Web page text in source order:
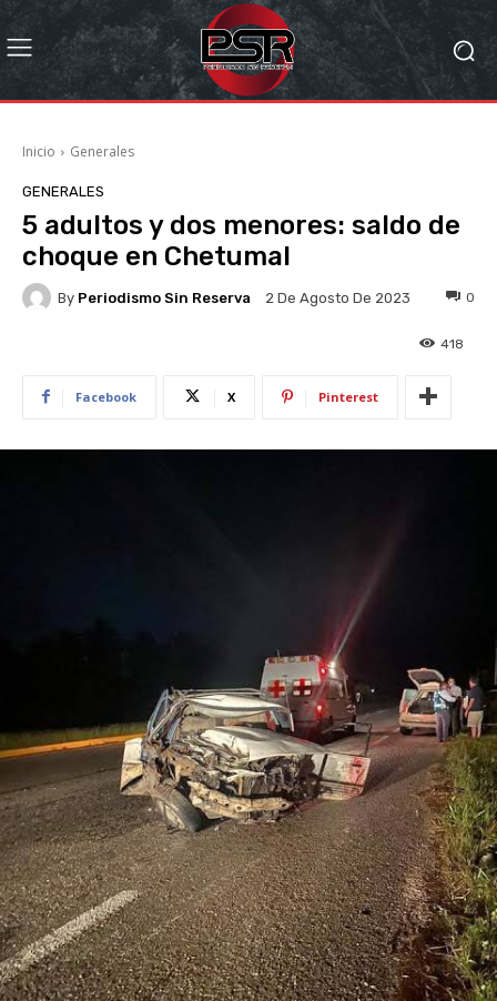
Inicio Generales
GENERALES
5 adultos y dos menores: saldo de
choque en Chetumal
By Periodismo Sin Reserva 2 De Agosto De 2023 0
418
Facebook X Pinterest